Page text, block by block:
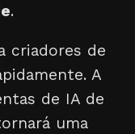
.
criadores de
A
de IA de
uma